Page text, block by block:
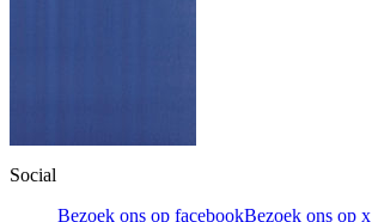
Social
Bezoek ons op facebookBezoek ons op x